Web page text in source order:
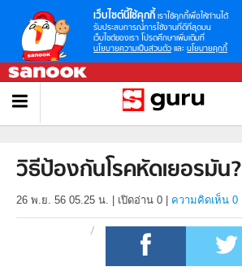
เว็บไซต์นี้ใช้คุกกี้ เราใช้คุกกี้เพื่อให้ท่านได้
รับประสบการณ์การใช้งานที่ดีที่สุดบน
เว็บไซต์ของเรา โปรดศึกษาเพิ่มเติมที่
นโยบายความเป็นส่วนตัว และ นโยบายคุกกี้
วิธีป้องกันโรคหัดเยอรมัน?
26 พ.ย. 56 05.25 น. เปิดอ่าน 0 ความคิดเห็น 0